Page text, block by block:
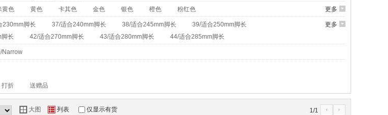
更多 6
黄色 黄色 卡其色 金色 银色 橙色 粉红色
更多 6
230mm脚长 37/适合240mm脚长 38/适合245mm脚长
39/适合250mm脚长
长 42/适合270mm脚长 43/适合280mm脚长 44/适合285mm脚长
Narrow
打折 送赠品
Y 大图 Z 列表 仅显示有货 1/1 4 5